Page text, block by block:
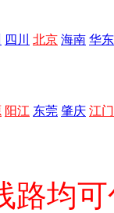
四川 北京 海南 华东
阳江 东莞 肇庆 江门
路均